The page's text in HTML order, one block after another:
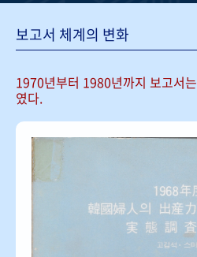
보고서 체계의 변화
1970년부터 1980년까지 보고서는
였다.